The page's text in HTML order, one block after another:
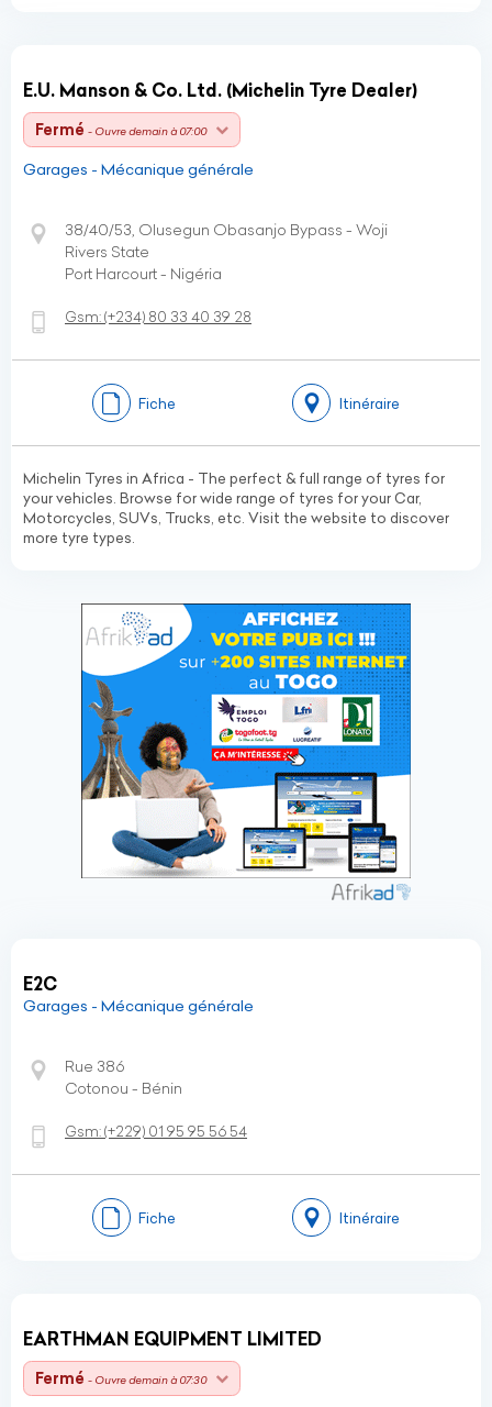
E.U. Manson & Co. Ltd. (Michelin Tyre Dealer)
Fermé - Ouvre demain à 07:00
Garages - Mécanique générale
38/40/53, Olusegun Obasanjo Bypass - Woji
Rivers State
Port Harcourt - Nigéria
Gsm:(+234) 80 33 40 39 28
Fiche Itinéraire
Michelin Tyres in Africa - The perfect & full range of tyres for
your vehicles. Browse for wide range of tyres for your Car,
Motorcycles, SUVs, Trucks, etc. Visit the website to discover
more tyre types.
E2C
Garages - Mécanique générale
Rue 386
Cotonou - Bénin
Gsm:(+229) 01 95 95 56 54
Fiche Itinéraire
EARTHMAN EQUIPMENT LIMITED
Fermé - Ouvre demain à 07:30